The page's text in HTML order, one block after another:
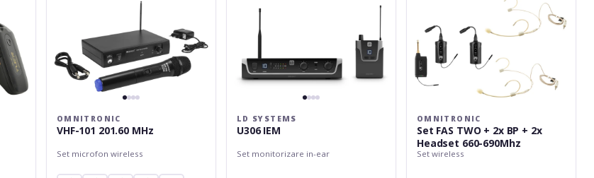
OMNITRONIC
VHF-101 201.60 MHz
Set microfon wireless
LD SYSTEMS
U306 IEM
Set monitorizare in-ear
690Mhz
OMNITRONIC
Set FAS TWO + 2x BP + 2x
Headset 660-690Mhz
Set wireless